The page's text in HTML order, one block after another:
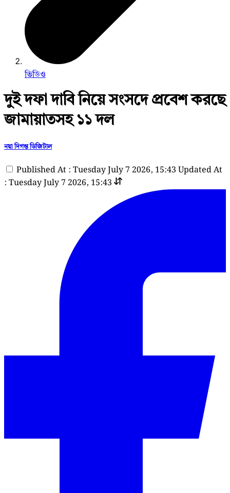
ভিডিও
দুই দফা দাবি নিয়ে সংসদে প্রবেশ করছে
জামায়াতসহ ১১ দল
নয়া দিগন্ত ডিজিটাল
Published At : Tuesday July 7 2026, 15:43 Updated At
: Tuesday July 7 2026, 15:43